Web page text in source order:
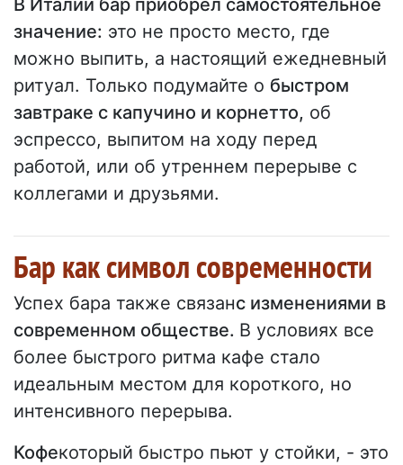
В Италии бар приобрел самостоятельное
значение: это не просто место, где
можно выпить, а настоящий ежедневный
ритуал. Только подумайте о быстром
завтраке с капучино и корнетто, об
эспрессо, выпитом на ходу перед
работой, или об утреннем перерыве с
коллегами и друзьями.
Бар как символ современности
Успех бара также связанс изменениями в
современном обществе. В условиях все
более быстрого ритма кафе стало
идеальным местом для короткого, но
интенсивного перерыва.
Кофекоторый быстро пьют у стойки, - это